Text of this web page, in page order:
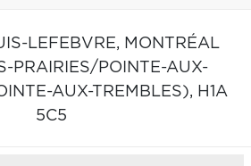
LEFEBVRE, MONTRÉAL
PRAIRIES/POINTE-AUX-
AUX-TREMBLES), H1A
5C5